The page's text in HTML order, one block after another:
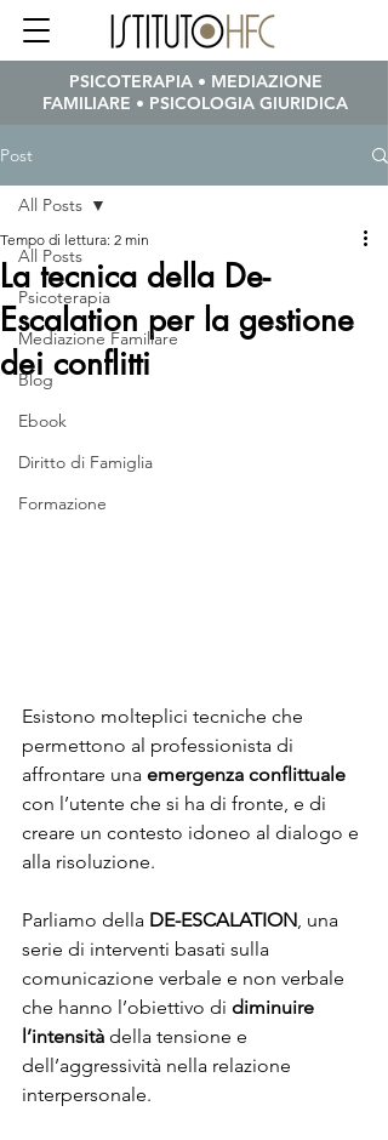
PSICOTERAPIA • MEDIAZIONE
FAMILIARE • PSICOLOGIA GIURIDICA
Post
All Posts
Psicoterapia
Mediazione Familiare
Blog
Ebook
Diritto di Famiglia
Formazione
All Posts
La tecnica della De-
Escalation per la gestione
dei conflitti
Tempo di lettura: 2 min
Esistono molteplici tecniche che
permettono al professionista di
affrontare una emergenza conflittuale
con l’utente che si ha di fronte, e di
creare un contesto idoneo al dialogo e
alla risoluzione.
Parliamo della DE-ESCALATION, una
serie di interventi basati sulla
comunicazione verbale e non verbale
che hanno l’obiettivo di diminuire
l’intensità della tensione e
dell’aggressività nella relazione
interpersonale.